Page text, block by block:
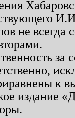
не
к
издание